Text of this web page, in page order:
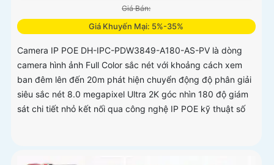
Giá Bán:
Giá Khuyến Mại: 5%-35%
Camera IP POE DH-IPC-PDW3849-A180-AS-PV là dòng
camera hình ảnh Full Color sắc nét với khoảng cách xem
ban đêm lên đến 20m phát hiện chuyển động độ phân giải
siêu sắc nét 8.0 megapixel Ultra 2K góc nhìn 180 độ giám
sát chi tiết nhỏ kết nối qua công nghệ IP POE kỹ thuật số